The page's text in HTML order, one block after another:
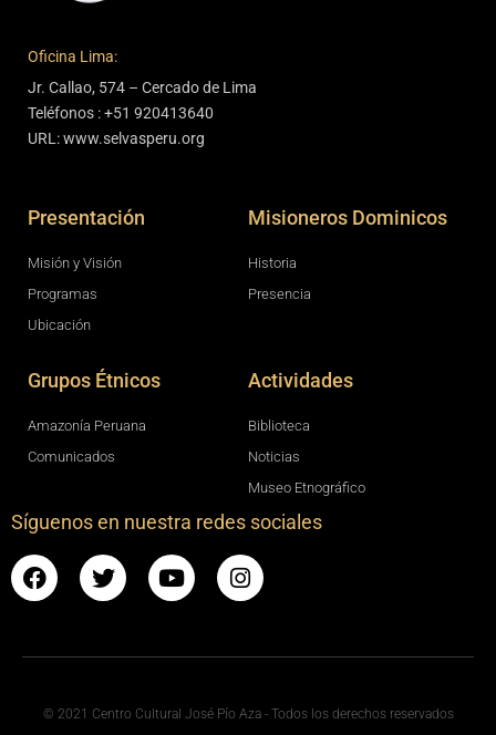
Oficina Lima:
Jr. Callao, 574 – Cercado de Lima
Teléfonos : +51 920413640
URL: www.selvasperu.org
Presentación
Misión y Visión
Programas
Ubicación
Misioneros Dominicos
Historia
Presencia
Grupos Étnicos
Amazonía Peruana
Comunicados
Actividades
Biblioteca
Noticias
Museo Etnográfico
Síguenos en nuestra redes sociales
© 2021 Centro Cultural José Pío Aza - Todos los derechos reservados